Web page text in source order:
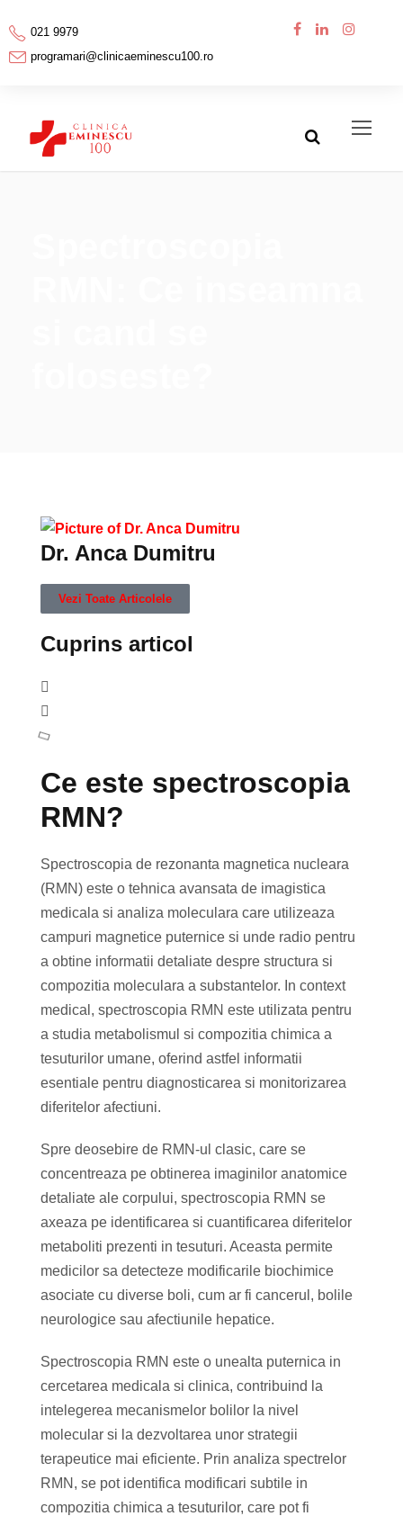
021 9979
programari@clinicaeminescu100.ro
Dr. Anca Dumitru
Vezi Toate Articolele
Cuprins articol
Ce este spectroscopia
RMN?
Spectroscopia de rezonanta magnetica nucleara
(RMN) este o tehnica avansata de imagistica
medicala si analiza moleculara care utilizeaza
campuri magnetice puternice si unde radio pentru
a obtine informatii detaliate despre structura si
compozitia moleculara a substantelor. In context
medical, spectroscopia RMN este utilizata pentru
a studia metabolismul si compozitia chimica a
tesuturilor umane, oferind astfel informatii
esentiale pentru diagnosticarea si monitorizarea
diferitelor afectiuni.
Spre deosebire de RMN-ul clasic, care se
concentreaza pe obtinerea imaginilor anatomice
detaliate ale corpului, spectroscopia RMN se
axeaza pe identificarea si cuantificarea diferitelor
metaboliti prezenti in tesuturi. Aceasta permite
medicilor sa detecteze modificarile biochimice
asociate cu diverse boli, cum ar fi cancerul, bolile
neurologice sau afectiunile hepatice.
Spectroscopia RMN este o unealta puternica in
cercetarea medicala si clinica, contribuind la
intelegerea mecanismelor bolilor la nivel
molecular si la dezvoltarea unor strategii
terapeutice mai eficiente. Prin analiza spectrelor
RMN, se pot identifica modificari subtile in
compozitia chimica a tesuturilor, care pot fi